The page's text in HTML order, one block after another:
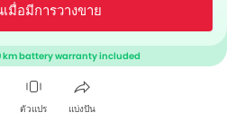
มื่อมีการวางขาย
km battery warranty included
ตัวแปร แบ่งปัน